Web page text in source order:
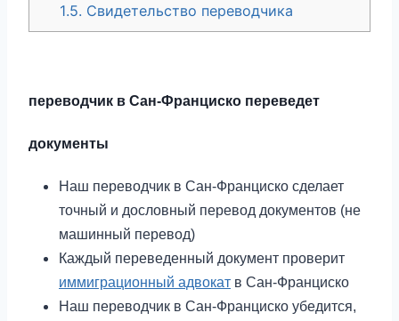
1.5. Свидетельство переводчика
переводчик в Сан-Франциско переведет
документы
Наш переводчик в Сан-Франциско сделает
точный и дословный перевод документов (не
машинный перевод)
Каждый переведенный документ проверит
иммиграционный адвокат в Сан-Франциско
Наш переводчик в Сан-Франциско убедится,